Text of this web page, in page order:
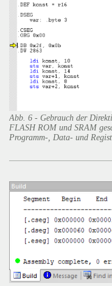
Abb. 6 - Gebrauch der
FLASH ROM und SRAM
Programm-, Data- und